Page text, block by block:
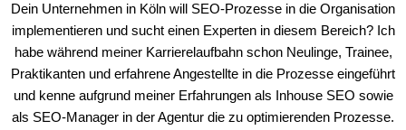
Dein Unternehmen in Köln will SEO-Prozesse in die Organisation
implementieren und sucht einen Experten in diesem Bereich? Ich
habe während meiner Karrierelaufbahn schon Neulinge, Trainee,
Praktikanten und erfahrene Angestellte in die Prozesse eingeführt
und kenne aufgrund meiner Erfahrungen als Inhouse SEO sowie
als SEO-Manager in der Agentur die zu optimierenden Prozesse.